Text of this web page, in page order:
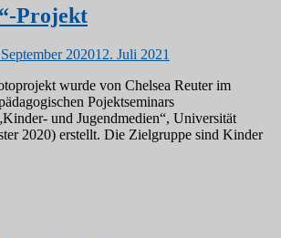
Projekt
202012. Juli 2021
wurde von Chelsea Reuter im
Pojektseminars
und Jugendmedien“, Universität
2020) erstellt. Die Zielgruppe sind Kinder